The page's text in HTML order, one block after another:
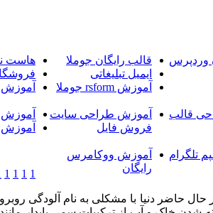
وردپرس قالب رایگان جوملا هاست
ایمیل تبلیغاتی
آموزش rsform جوملا آموزش
قالب
آموزش طراحی سایت
فروش فایل
آموزش
تلگرام
آموزش ووکامرس
رایگان
1
1
1
1
حاضر دنیا با مشکلی به نام آلودگی